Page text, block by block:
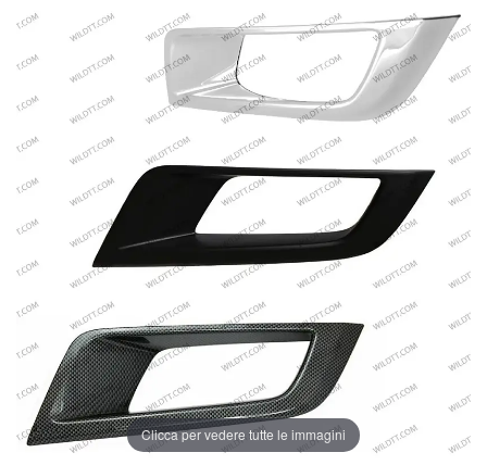
Clicca per vedere tutte le immagini